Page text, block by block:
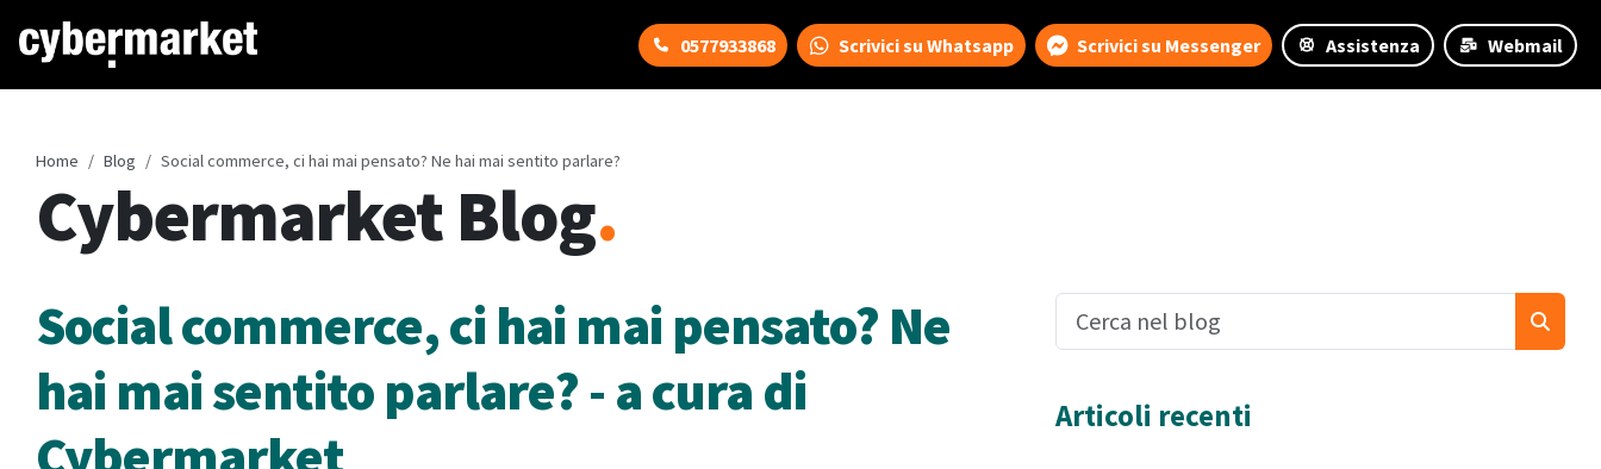
0577933868 Scrivici su Whatsapp Scrivici su Messenger Assistenza Webmail
Home Blog Social commerce, ci hai mai pensato? Ne hai mai sentito parlare?
Cybermarket Blog.
Social commerce, ci hai mai pensato? Ne
hai mai sentito parlare? - a cura di
Articoli recenti